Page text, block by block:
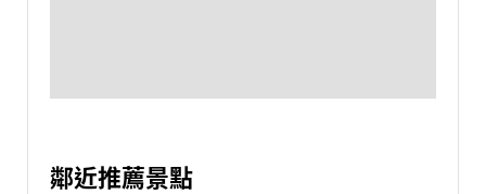
鄰近推薦景點